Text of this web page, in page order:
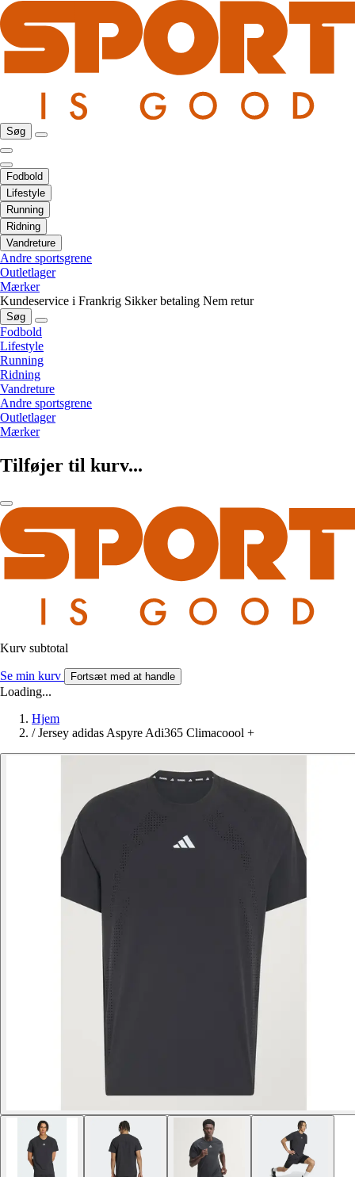
Søg
Fodbold
Lifestyle
Running
Ridning
Vandreture
Andre sportsgrene
Outletlager
Mærker
Kundeservice i Frankrig Sikker betaling Nem retur
Søg
Fodbold
Lifestyle
Running
Ridning
Vandreture
Andre sportsgrene
Outletlager
Mærker
Tilføjer til kurv...
Kurv subtotal
Se min kurv Fortsæt med at handle
Loading...
Hjem
/ Jersey adidas Aspyre Adi365 Climacoool +